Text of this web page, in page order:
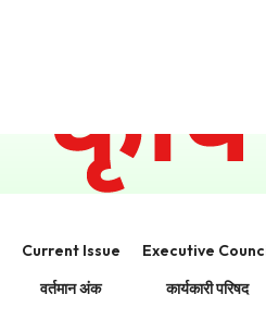
Current Issue
वर्तमान अंक
Executive
कार्यकारी परिषद